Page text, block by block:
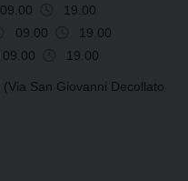
09.00
19.00
09.00
19.00
09.00 19.00
(Via San Giovanni Decollato